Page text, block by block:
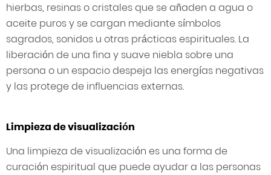
hierbas, resinas o cristales que se añaden a agua o
aceite puros y se cargan mediante símbolos
sagrados, sonidos u otras prácticas espirituales. La
liberación de una fina y suave niebla sobre una
persona o un espacio despeja las energías negativas
y las protege de influencias externas.
Limpieza de visualización
Una limpieza de visualización es una forma de
curación espiritual que puede ayudar a las personas